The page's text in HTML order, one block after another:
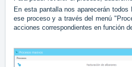
En esta pantalla nos aparecerán
ese proceso y a través del menú
acciones correspondientes en función